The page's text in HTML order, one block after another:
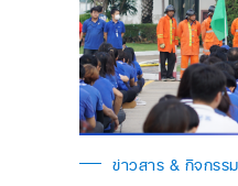
ข่าวสาร & กิจกรรม